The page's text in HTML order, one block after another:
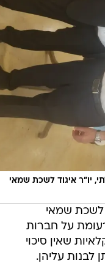
יו"ר איגוד לשכת שמאי
לשכת שמאי
על חברות
שאין סיכוי
לבנות עליהן.